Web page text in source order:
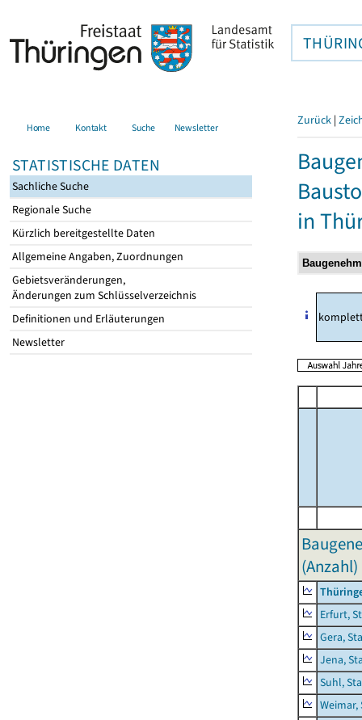
Home Kontakt Suche Newsletter
STATISTISCHE DATEN
Sachliche Suche
Regionale Suche
Kürzlich bereitgestellte Daten
Allgemeine Angaben, Zuordnungen
Gebietsveränderungen,
Änderungen zum Schlüsselverzeichnis
Definitionen und Erläuterungen
Newsletter
Zurück |
in
(Anzahl)
Erfurt,
Gera,
Jena,
Suhl,
Weimar,